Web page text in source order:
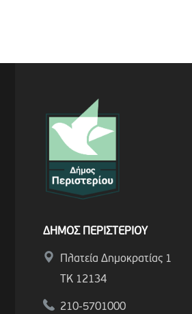
ΔΗΜΟΣ ΠΕΡΙΣΤΕΡΙΟΥ
Πλατεία Δημοκρατίας 1
ΤΚ 12134
210-5701000